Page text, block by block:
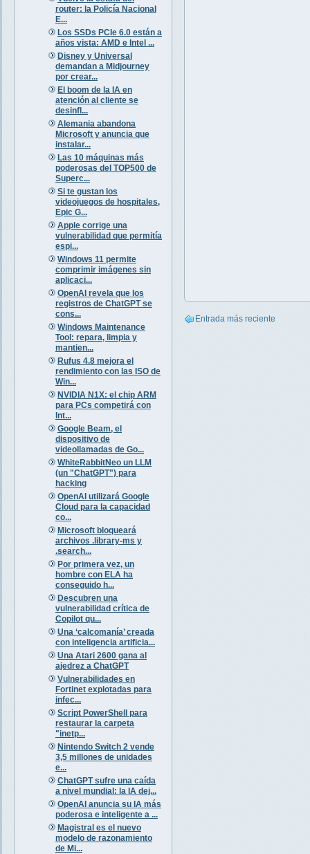
router: la Policía Nacional
E...
Los SSDs PCIe 6.0 están a
años vista: AMD e Intel ...
Disney y Universal
demandan a Midjourney
por crear...
El boom de la IA en
atención al cliente se
desinfl...
Alemania abandona
Microsoft y anuncia que
instalar...
Las 10 máquinas más
poderosas del TOP500 de
Superc...
Si te gustan los
videojuegos de hospitales,
Epic G...
Apple corrige una
vulnerabilidad que permitía
espi...
Windows 11 permite
comprimir imágenes sin
aplicaci...
OpenAI revela que los
registros de ChatGPT se
cons...
Windows Maintenance
Tool: repara, limpia y
mantien...
Rufus 4.8 mejora el
rendimiento con las ISO de
Win...
NVIDIA N1X: el chip ARM
para PCs competirá con
Int...
Google Beam, el
dispositivo de
videollamadas de Go...
WhiteRabbitNeo un LLM
(un "ChatGPT") para
hacking
OpenAI utilizará Google
Cloud para la capacidad
co...
Microsoft bloqueará
archivos .library-ms y
.search...
Por primera vez, un
hombre con ELA ha
conseguido h...
Descubren una
vulnerabilidad crítica de
Copilot qu...
Una ‘calcomanía’ creada
con inteligencia artificia...
Una Atari 2600 gana al
ajedrez a ChatGPT
Vulnerabilidades en
Fortinet explotadas para
infec...
Script PowerShell para
restaurar la carpeta
"inetp...
Nintendo Switch 2 vende
3,5 millones de unidades
e...
ChatGPT sufre una caída
a nivel mundial: la IA dej...
OpenAI anuncia su IA más
poderosa e inteligente a ...
Magistral es el nuevo
modelo de razonamiento
de Mi...
Entrada más reciente